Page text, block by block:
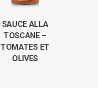
SAUCE ALLA
TOSCANE –
TOMATES ET
OLIVES